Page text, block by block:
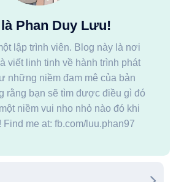
Phan Duy Lưu!
lập trình viên. Blog này là nơi
viết linh tinh về hành trình phát
những niềm đam mê của bản
rằng bạn sẽ tìm được điều gì đó
niềm vui nho nhỏ nào đó khi
Find me at: fb.com/luu.phan97